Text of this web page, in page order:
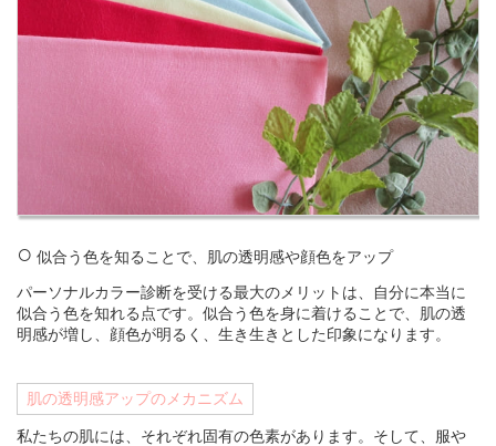
似合う色を知ることで、肌の透明感や顔色をアップ
パーソナルカラー診断を受ける最大のメリットは、自分に本当に
似合う色を知れる点です。似合う色を身に着けることで、肌の透
明感が増し、顔色が明るく、生き生きとした印象になります。
肌の透明感アップのメカニズム
私たちの肌には、それぞれ固有の色素があります。そして、服や